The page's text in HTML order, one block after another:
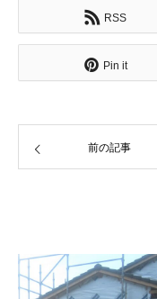
RSS
Pin it
前の記事